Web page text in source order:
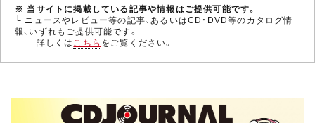
※ 当サイトに掲載している記事や情報はご提供可能です。
└ ニュースやレビュー等の記事、あるいはCD・DVD等のカタログ情
報、いずれもご提供可能です。
詳しくはこちら をご覧ください。